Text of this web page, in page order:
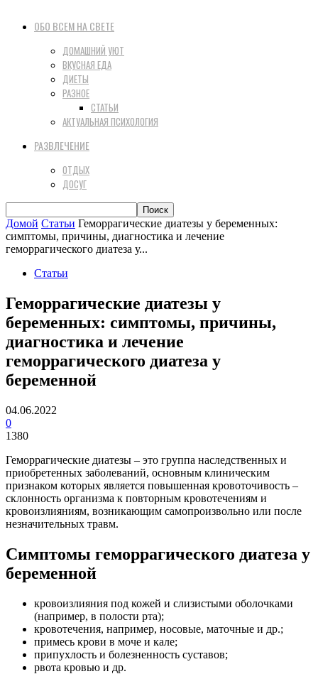
ОБО ВСЕМ НА СВЕТЕ
ДОМАШНИЙ УЮТ
ВКУСНАЯ ЕДА
ДИЕТЫ
РАЗНОЕ
СТАТЬИ
АКТУАЛЬНАЯ ПСИХОЛОГИЯ
РАЗВЛЕЧЕНИЕ
ОТДЫХ
ДОСУГ
Домой Статьи Геморрагические диатезы у беременных:
симптомы, причины, диагностика и лечение
геморрагического диатеза у...
Статьи
Геморрагические диатезы у
беременных: симптомы, причины,
диагностика и лечение
геморрагического диатеза у
беременной
04.06.2022
0
1380
Геморрагические диатезы – это группа наследственных и
приобретенных заболеваний, основным клиническим
признаком которых является повышенная кровоточивость –
склонность организма к повторным кровотечениям и
кровоизлияниям, возникающим самопроизвольно или после
незначительных травм.
Симптомы геморрагического диатеза у
беременной
кровоизлияния под кожей и слизистыми оболочками
(например, в полости рта);
кровотечения, например, носовые, маточные и др.;
примесь крови в моче и кале;
припухлость и болезненность суставов;
рвота кровью и др.